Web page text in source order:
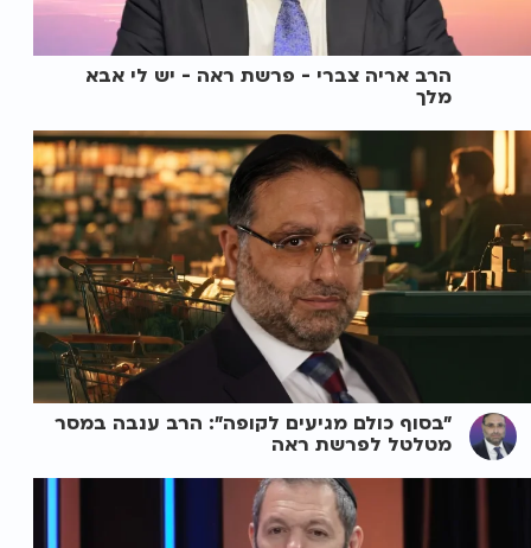
הרב אריה צברי - פרשת ראה - יש לי אבא
מלך
"בסוף כולם מגיעים לקופה": הרב ענבה במסר
מטלטל לפרשת ראה